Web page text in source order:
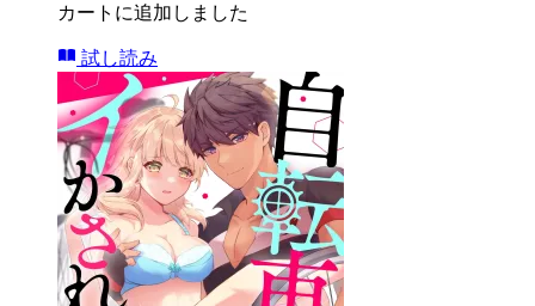
カートに追加しました
試し読み